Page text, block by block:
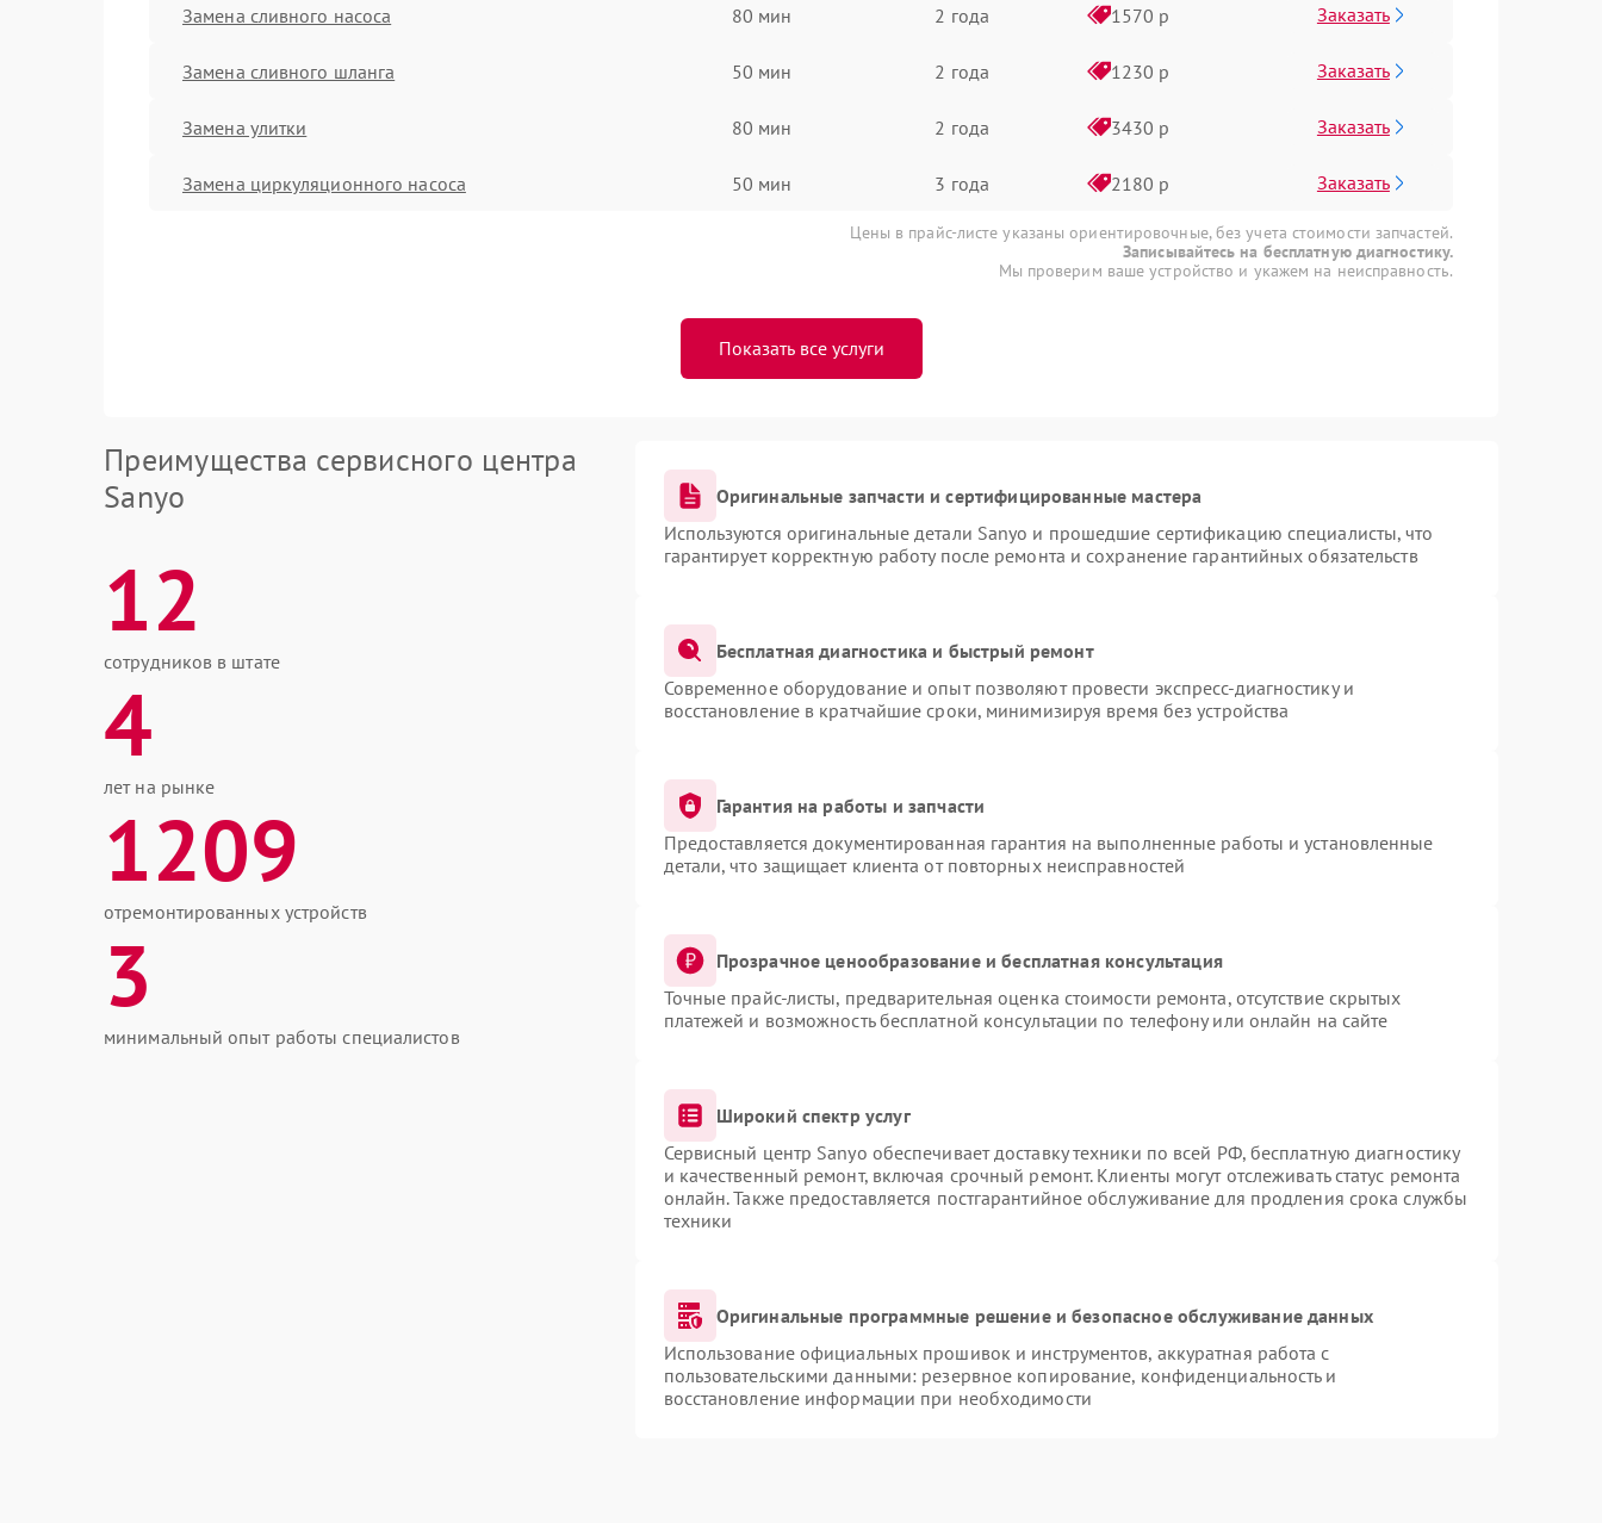
Замена сливного насоса 80 мин 2 года 1570 р Заказать
Замена сливного шланга 50 мин 2 года 1230 р Заказать
Замена улитки 80 мин 2 года 3430 р Заказать
Замена циркуляционного насоса 50 мин 3 года 2180 р Заказать
Цены в прайс-листе указаны ориентировочные, без учета стоимости запчастей.
Записывайтесь на бесплатную диагностику.
Мы проверим ваше устройство и укажем на неисправность.
Показать все услуги
Преимущества сервисного центра
Sanyo
12
сотрудников в штате
4
лет на рынке
1209
отремонтированных устройств
3
минимальный опыт работы специалистов
Оригинальные запчасти и сертифицированные мастера
Используются оригинальные детали Sanyo и прошедшие сертификацию специалисты, что
гарантирует корректную работу после ремонта и сохранение гарантийных обязательств
Бесплатная диагностика и быстрый ремонт
Современное оборудование и опыт позволяют провести экспресс-диагностику и
восстановление в кратчайшие сроки, минимизируя время без устройства
Гарантия на работы и запчасти
Предоставляется документированная гарантия на выполненные работы и установленные
детали, что защищает клиента от повторных неисправностей
Прозрачное ценообразование и бесплатная консультация
Точные прайс-листы, предварительная оценка стоимости ремонта, отсутствие скрытых
платежей и возможность бесплатной консультации по телефону или онлайн на сайте
Широкий спектр услуг
Сервисный центр Sanyo обеспечивает доставку техники по всей РФ, бесплатную диагностику
и качественный ремонт, включая срочный ремонт. Клиенты могут отслеживать статус ремонта
онлайн. Также предоставляется постгарантийное обслуживание для продления срока службы
техники
Оригинальные программные решение и безопасное обслуживание данных
Использование официальных прошивок и инструментов, аккуратная работа с
пользовательскими данными: резервное копирование, конфиденциальность и
восстановление информации при необходимости